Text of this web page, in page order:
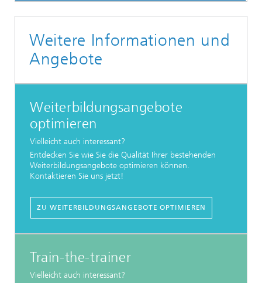
Weitere Informationen und
Angebote
Weiterbildungsangebote
optimieren
Vielleicht auch interessant?
Entdecken Sie wie Sie die Qualität Ihrer bestehenden
Weiterbildungsangebote optimieren können.
Kontaktieren Sie uns jetzt!
ZU WEITERBILDUNGSANGEBOTE OPTIMIEREN
Train-the-trainer
Vielleicht auch interessant?